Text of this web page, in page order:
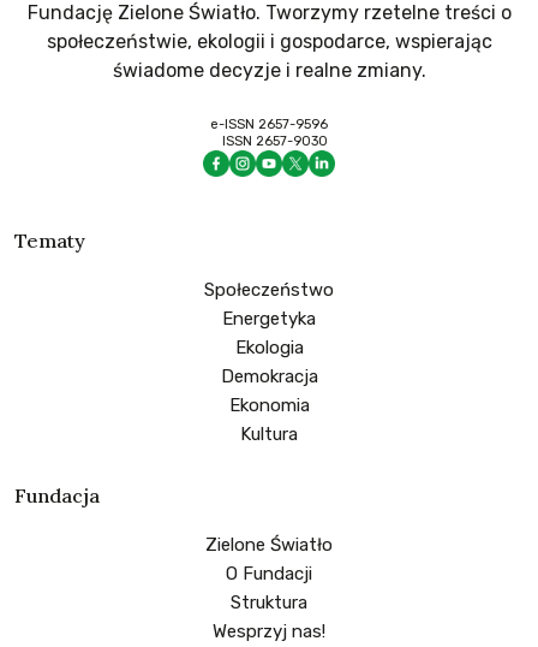
Fundację Zielone Światło. Tworzymy rzetelne treści o
społeczeństwie, ekologii i gospodarce, wspierając
świadome decyzje i realne zmiany.
e-ISSN 2657-9596
ISSN 2657-9030
Tematy
Społeczeństwo
Energetyka
Ekologia
Demokracja
Ekonomia
Kultura
Fundacja
Zielone Światło
O Fundacji
Struktura
Wesprzyj nas!